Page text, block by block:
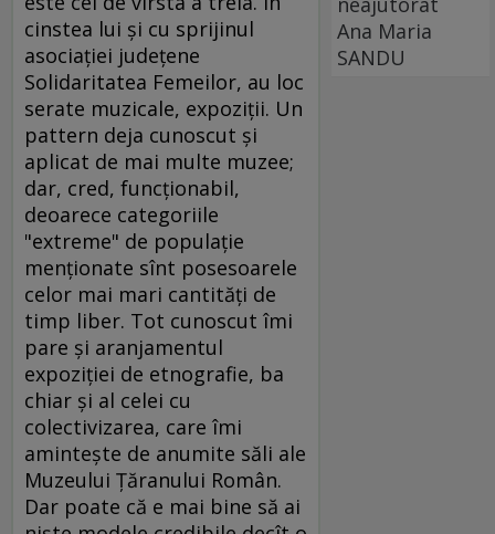
cinstea lui şi cu sprijinul
asociaţiei judeţene
Solidaritatea Femeilor, au loc
serate muzicale, expoziţii. Un
pattern deja cunoscut şi
aplicat de mai multe muzee;
dar, cred, funcţionabil,
deoarece categoriile
"extreme" de populaţie
menţionate sînt posesoarele
celor mai mari cantităţi de
timp liber. Tot cunoscut îmi
pare şi aranjamentul
expoziţiei de etnografie, ba
chiar şi al celei cu
colectivizarea, care îmi
aminteşte de anumite săli ale
Muzeului Ţăranului Român.
Dar poate că e mai bine să ai
Ana Maria
SANDU